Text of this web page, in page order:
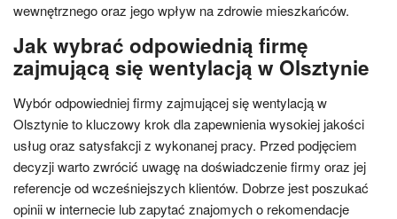
wewnętrznego oraz jego wpływ na zdrowie mieszkańców.
Jak wybrać odpowiednią firmę
zajmującą się wentylacją w Olsztynie
Wybór odpowiedniej firmy zajmującej się wentylacją w
Olsztynie to kluczowy krok dla zapewnienia wysokiej jakości
usług oraz satysfakcji z wykonanej pracy. Przed podjęciem
decyzji warto zwrócić uwagę na doświadczenie firmy oraz jej
referencje od wcześniejszych klientów. Dobrze jest poszukać
opinii w internecie lub zapytać znajomych o rekomendacje